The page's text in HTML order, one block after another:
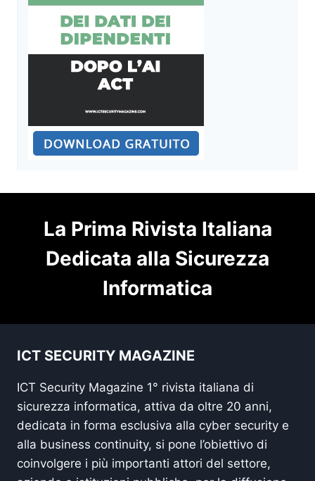
La Prima Rivista Italiana
Dedicata alla Sicurezza
Informatica
ICT SECURITY MAGAZINE
ICT Security Magazine 1° rivista italiana di
sicurezza informatica, attiva da oltre 20 anni,
dedicata in forma esclusiva alla cyber security e
alla business continuity, si pone l’obiettivo di
coinvolgere i più importanti attori del settore,